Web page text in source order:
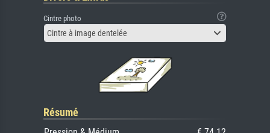
Cintre photo
Cintre à image dentelée
Résumé